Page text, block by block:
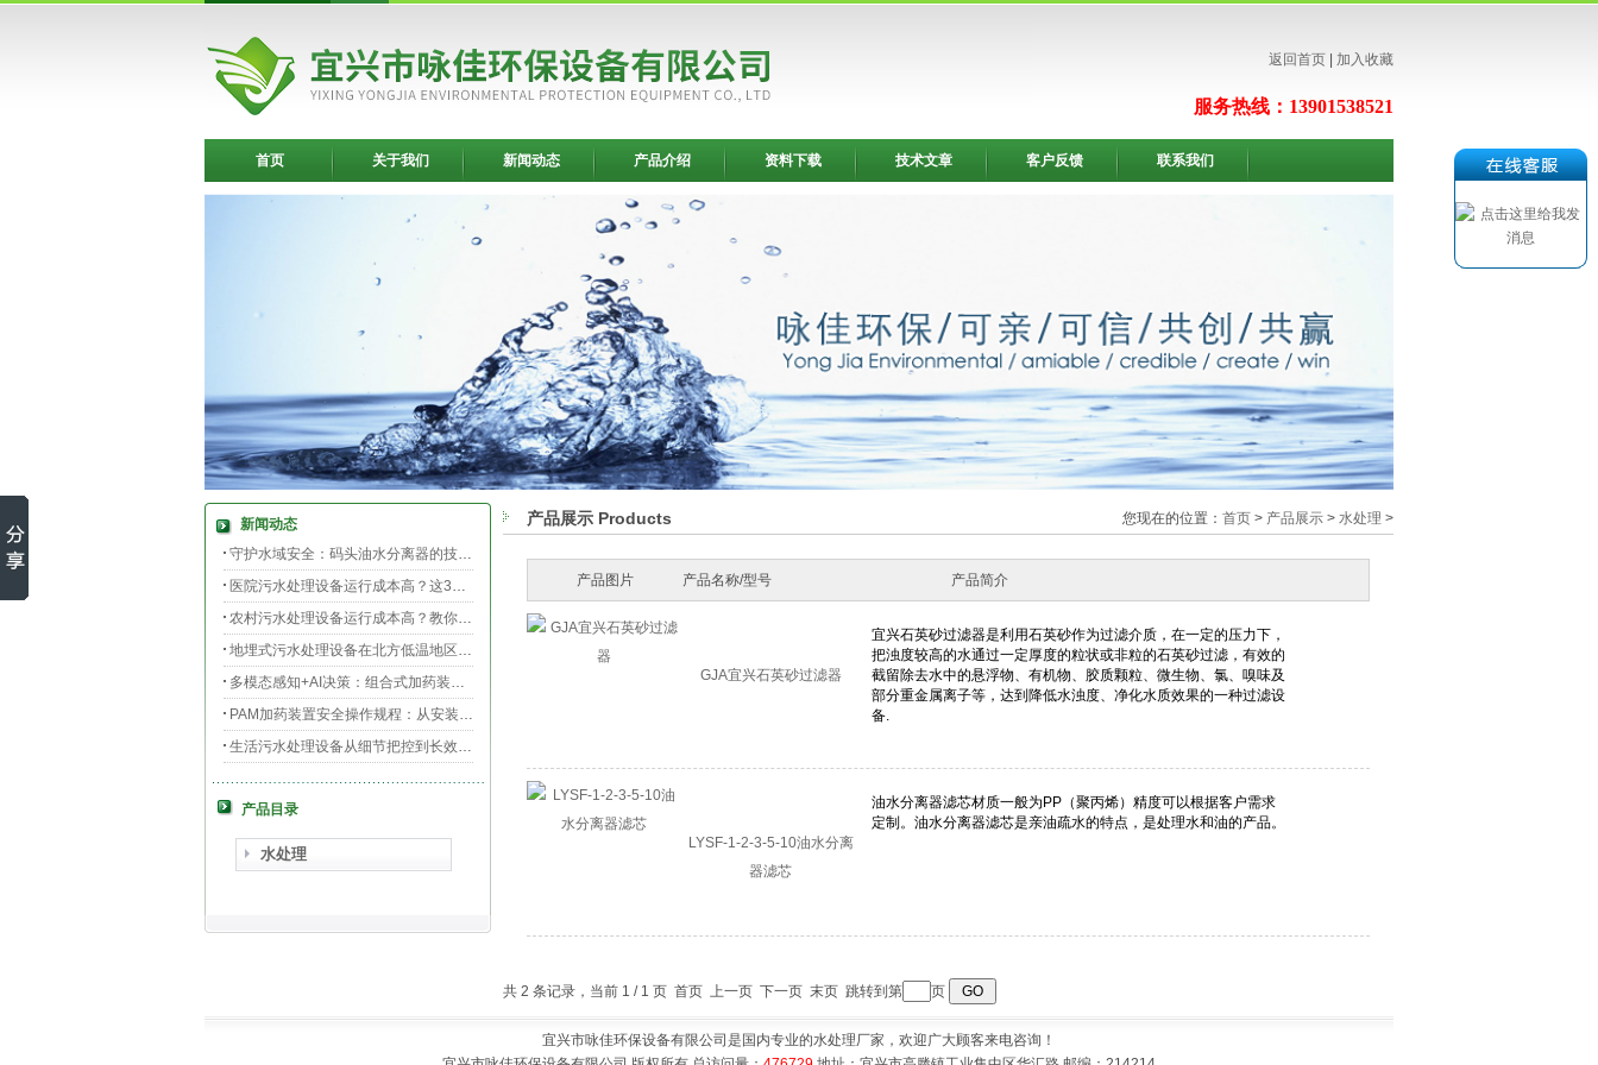
返回首页 加入收藏
服务热线：13901538521
首页 关于我们 新闻动态 产品介绍 资料下载 技术文章 客户反馈 联系我们
新闻动态
守护水域安全：码头油水分离器的技术升级与效能提升
医院污水处理设备运行成本高？这3个环节最烧钱
农村污水处理设备运行成本高？教你三招轻松降低运维费用！
地埋式污水处理设备在北方低温地区的运行稳定性：挑战与对策
多模态感知+AI决策：组合式加药装置的智能运维新范式
PAM加药装置安全操作规程：从安装到运维的全流程规范
生活污水处理设备从细节把控到长效运行的全流程指南
膜片曝气器安装指南，从池底准备到运行测试
PAC加药装置工业水处理的“化学魔法师”
产品目录
水处理
产品展示 Products 您现在的位置： 首页 > 产品展示 > 水处理 >
产品图片 产品名称/型号 产品简介
GJA宜兴石英砂过滤器
LYSF-1-2-3-5-10油水分离
器滤芯
共 2 条记录，当前 1 / 1 页 首页 上一页 下一页 末页 跳转到第 页
宜兴市咏佳环保设备有限公司是国内专业的水处理厂家，欢迎广大顾客来电咨询！